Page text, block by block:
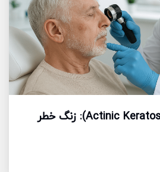
کراتوز اکتینیک (Actinic Keratosis): زنگ خطر